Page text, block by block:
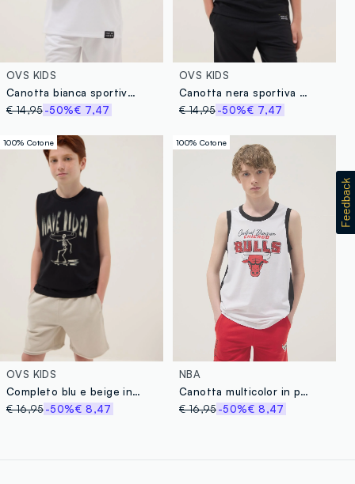
OVS KIDS
Canotta bianca sportiva da ragazzo relaxed fit con scollo a V
€ 14,95-50%€ 7,47
OVS KIDS
Canotta nera sportiva da ragazzo relaxed fit con scollo a V
€ 14,95-50%€ 7,47
100% Cotone
OVS KIDS
Completo blu e beige in puro cotone con canotta e shorts
€ 16,95-50%€ 8,47
100% Cotone
NBA
Canotta multicolor in puro cotone da ragazzo relaxed fit Chicago Bulls
€ 16,95-50%€ 8,47